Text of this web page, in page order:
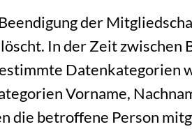
der
In der Zeit zwischen
Datenkategorien
Vorname,
die betroffene Person